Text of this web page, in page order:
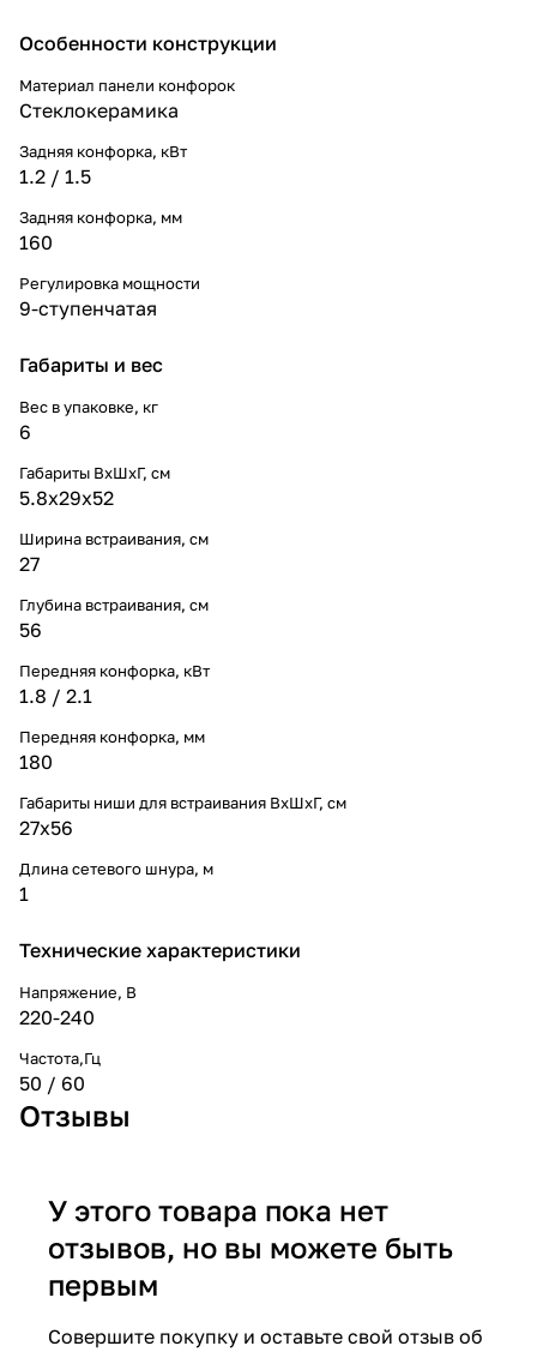
Особенности конструкции
Материал панели конфорок
Стеклокерамика
Задняя конфорка, кВт
1.2 / 1.5
Задняя конфорка, мм
160
Регулировка мощности
9-ступенчатая
Габариты и вес
Вес в упаковке, кг
6
Габариты ВхШхГ, cм
5.8x29x52
Ширина встраивания, см
27
Глубина встраивания, см
56
Передняя конфорка, кВт
1.8 / 2.1
Передняя конфорка, мм
180
Габариты ниши для встраивания ВхШхГ, cм
27x56
Длина сетевого шнура, м
1
Технические характеристики
Напряжение, В
220-240
Частота,Гц
50 / 60
Отзывы
У этого товара пока нет
отзывов, но вы можете быть
первым
Совершите покупку и оставьте свой отзыв об